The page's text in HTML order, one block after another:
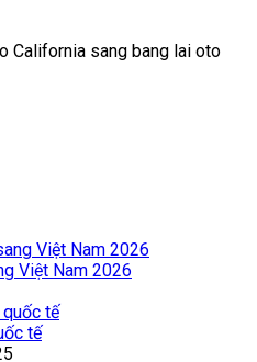
California sang bang lai oto
Việt Nam 2026
tế